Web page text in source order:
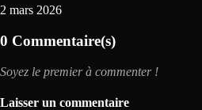
2 mars 2026
0 Commentaire(s)
Soyez le premier à commenter !
Laisser un commentaire